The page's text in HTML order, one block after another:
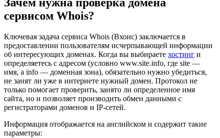
Зачем нужна проверка домена
сервисом Whois?
Ключевая задача сервиса Whois (Вхоис) заключается в
предоставлении пользователям исчерпывающей информации
об интересующих доменах. Когда вы выбираете хостинг и
определяетесь с адресом (условно www.site.info, где site —
имя, а info — доменная зона), обязательно нужно убедиться,
не занят ли уже в интернете нужный домен. Протокол не
только помогает проверить, занято ли определенное имя
сайта, но и позволяет производить обмен данными с
регистраторами доменов и IP-сетей.
Информация отображается на английском и содержит такие
параметры: